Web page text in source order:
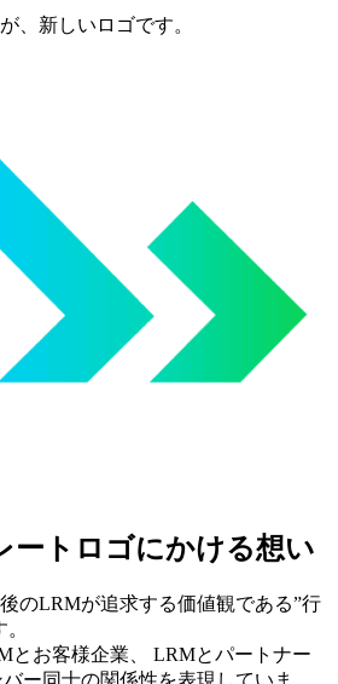
、新しいロゴです。
ートロゴにかける想い
のLRMが追求する価値観である”行
とお客様企業、 LRMとパートナー
ー同士の関係性を表現していま